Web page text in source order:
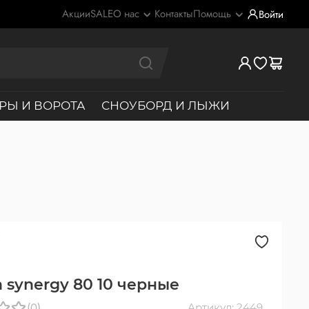
АкцииSALEО нас КонтактыПомощь Войти
И ВОРОТА СНОУБОРД И ЛЫЖИ
synergy 80 10 черные